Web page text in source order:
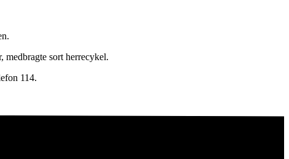
medbragte sort herrecykel.
114.